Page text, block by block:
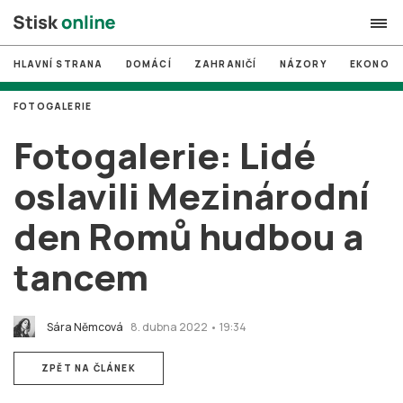
search
# MUNI
# Brno
# volby
login PŘIHLÁSIT SE
Zapomněli jste heslo?
HLAVNÍ STRANA DOMÁCÍ ZAHRANIČÍ NÁZORY
Fotogalerie: Lidé
oslavili Mezinárodní
den Romů hudbou a
tancem
Sára Němcová 8. dubna 2022 • 19:34
FOTOGALERIE
ZPĚT NA ČLÁNEK